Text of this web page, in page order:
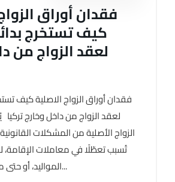
فقدان أوراق
كيف تستخرج
لعقد الزواج من
فقدان أوراق الزواج الاصلية كيف
لعقد الزواج من داخل وخارج
الزواج الأصلية من المشكلات
تُسبب تعطّلًا في معاملات
المواليد، أو حتى معاملات الجنسية...